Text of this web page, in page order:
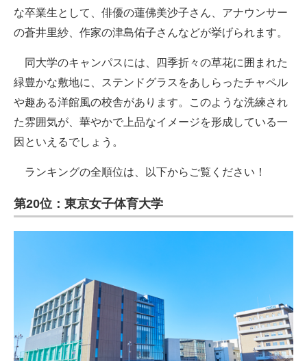
な卒業生として、俳優の蓮佛美沙子さん、アナウンサー
の蒼井里紗、作家の津島佑子さんなどが挙げられます。
同大学のキャンパスには、四季折々の草花に囲まれた
緑豊かな敷地に、ステンドグラスをあしらったチャペル
や趣ある洋館風の校舎があります。このような洗練され
た雰囲気が、華やかで上品なイメージを形成している一
因といえるでしょう。
ランキングの全順位は、以下からご覧ください！
第20位：東京女子体育大学